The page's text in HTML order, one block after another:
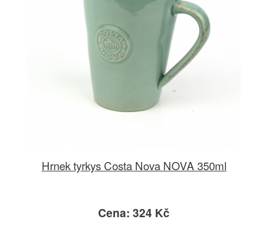
Hrnek tyrkys Costa Nova NOVA 350ml
Cena: 324 Kč